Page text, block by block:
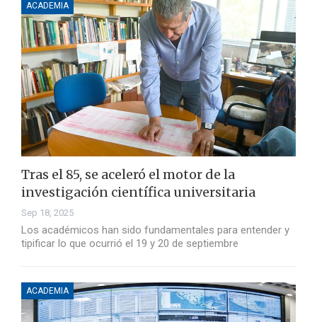
ACADEMIA
Tras el 85, se aceleró el motor de la
investigación científica universitaria
Sep 18, 2025
Los académicos han sido fundamentales para entender y
tipificar lo que ocurrió el 19 y 20 de septiembre
ACADEMIA